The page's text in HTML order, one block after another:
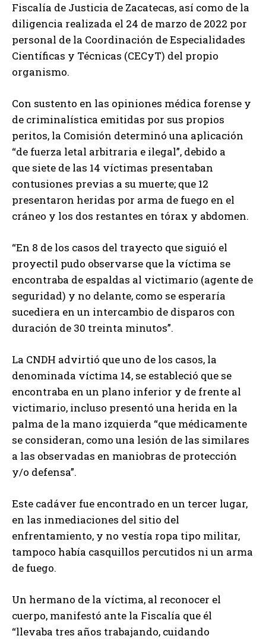
Fiscalía de Justicia de Zacatecas, así como de la
diligencia realizada el 24 de marzo de 2022 por
personal de la Coordinación de Especialidades
Científicas y Técnicas (CECyT) del propio
organismo.
Con sustento en las opiniones médica forense y
de criminalística emitidas por sus propios
peritos, la Comisión determinó una aplicación
“de fuerza letal arbitraria e ilegal”, debido a
que siete de las 14 víctimas presentaban
contusiones previas a su muerte; que 12
presentaron heridas por arma de fuego en el
cráneo y los dos restantes en tórax y abdomen.
“En 8 de los casos del trayecto que siguió el
proyectil pudo observarse que la víctima se
encontraba de espaldas al victimario (agente de
seguridad) y no delante, como se esperaría
sucediera en un intercambio de disparos con
duración de 30 treinta minutos”.
La CNDH advirtió que uno de los casos, la
denominada víctima 14, se estableció que se
encontraba en un plano inferior y de frente al
victimario, incluso presentó una herida en la
palma de la mano izquierda “que médicamente
se consideran, como una lesión de las similares
a las observadas en maniobras de protección
y/o defensa”.
Este cadáver fue encontrado en un tercer lugar,
en las inmediaciones del sitio del
enfrentamiento, y no vestía ropa tipo militar,
tampoco había casquillos percutidos ni un arma
de fuego.
Un hermano de la víctima, al reconocer el
cuerpo, manifestó ante la Fiscalía que él
“llevaba tres años trabajando, cuidando